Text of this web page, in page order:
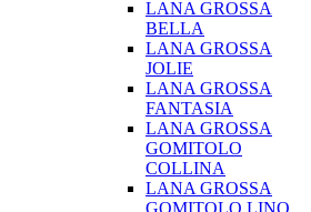
LANA GROSSA
BELLA
LANA GROSSA
JOLIE
LANA GROSSA
FANTASIA
LANA GROSSA
GOMITOLO
COLLINA
LANA GROSSA
GOMITOLO LINO